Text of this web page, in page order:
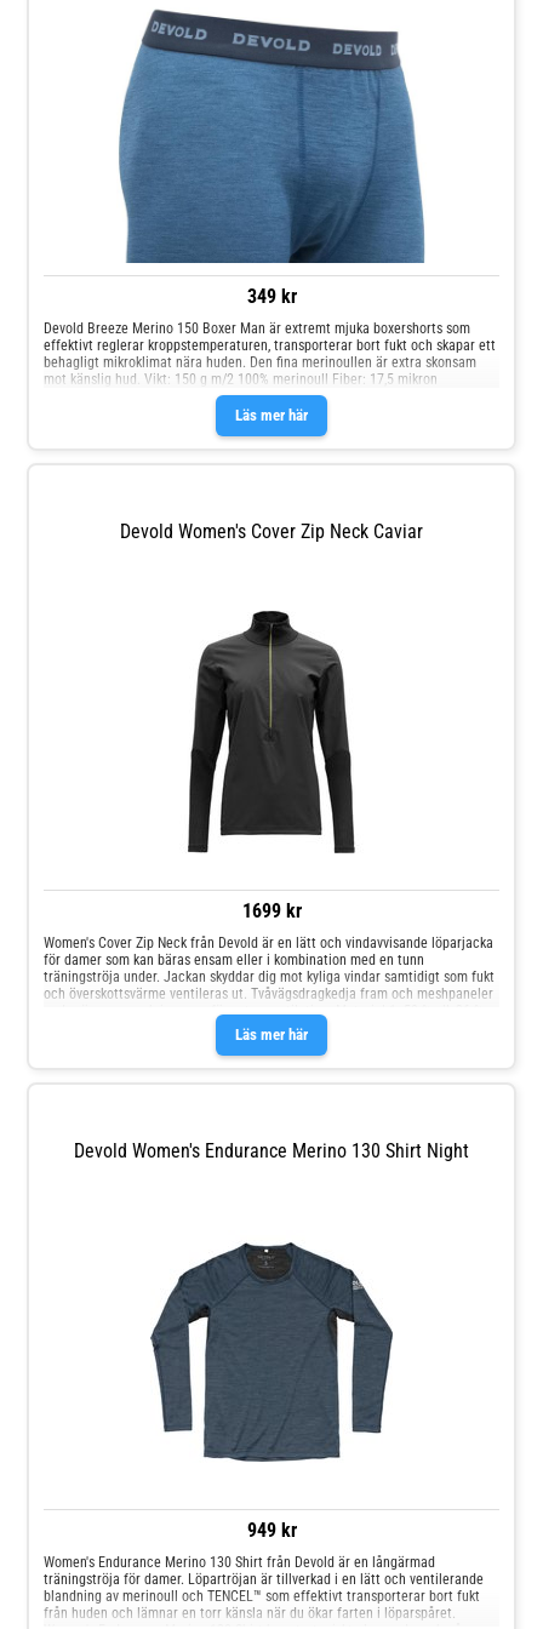
349 kr
Läs mer här
Devold Breeze Merino 150 Boxer Man är extremt mjuka boxershorts som
effektivt reglerar kroppstemperaturen, transporterar bort fukt och skapar ett
behagligt mikroklimat nära huden. Den fina merinoullen är extra skonsam
mot känslig hud. Vikt: 150 g m/2 100% merinoull Fiber: 17,5 mikron
Devold Women's Cover Zip Neck Caviar
1699 kr
Läs mer här
Women's Cover Zip Neck från Devold är en lätt och vindavvisande löparjacka
för damer som kan bäras ensam eller i kombination med en tunn
träningströja under. Jackan skyddar dig mot kyliga vindar samtidigt som fukt
och överskottsvärme ventileras ut. Tvåvägsdragkedja fram och meshpaneler
polyamid, 6 % elastanMaterial 2: 100 % ullMaterialvikt: supertunt 150
Devold Women's Endurance Merino 130 Shirt Night
949 kr
Women's Endurance Merino 130 Shirt från Devold är en långärmad
träningströja för damer. Löpartröjan är tillverkad i en lätt och ventilerande
blandning av merinoull och TENCEL™ som effektivt transporterar bort fukt
från huden och lämnar en torr känsla när du ökar farten i löparspåret.